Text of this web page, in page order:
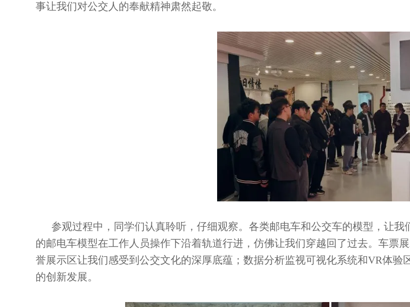
事让我们对公交人的奉献精神肃然起敬。
参观过程中，同学们认真聆听，仔细观察。各类邮电车和公交车的模型，让
的邮电车模型在工作人员操作下沿着轨道行进，仿佛让我们穿越回了过去。车票
誉展示区让我们感受到公交文化的深厚底蕴；数据分析监视可视化系统和VR体验
的创新发展。